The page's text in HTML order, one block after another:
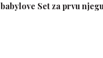
babylove Set za prvu